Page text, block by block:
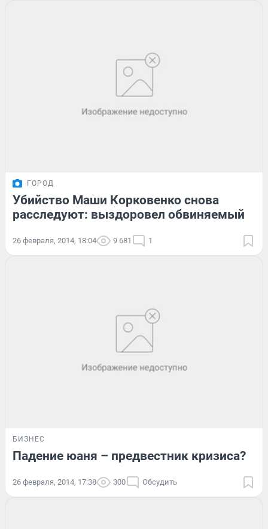
ГОРОД
Убийство Маши Корковенко снова
расследуют: выздоровел обвиняемый
26 февраля, 2014, 18:04 9 681 1
БИЗНЕС
Падение юаня – предвестник кризиса?
26 февраля, 2014, 17:38 300 Обсудить